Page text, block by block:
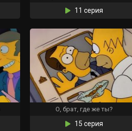
11 серия
О, брат, где же ты?
15 серия